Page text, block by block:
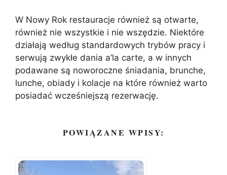
W Nowy Rok restauracje również są otwarte,
również nie wszystkie i nie wszędzie. Niektóre
działają według standardowych trybów pracy i
serwują zwykłe dania a’la carte, a w innych
podawane są noworoczne śniadania, brunche,
lunche, obiady i kolacje na które również warto
posiadać wcześniejszą rezerwację.
POWIĄZANE WPISY: